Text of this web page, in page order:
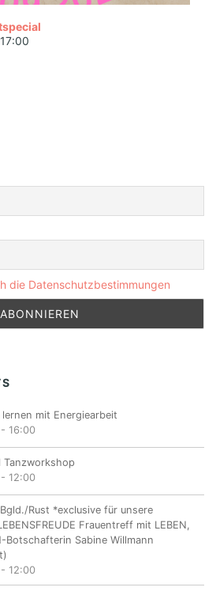
17:00
die Datenschutzbestimmungen
mit Energiearbeit
- 16:00
Tanzworkshop
- 12:00
Bgld./Rust *exclusive für unsere
Frauentreff mit LEBEN,
Botschafterin Sabine Willmann
- 12:00